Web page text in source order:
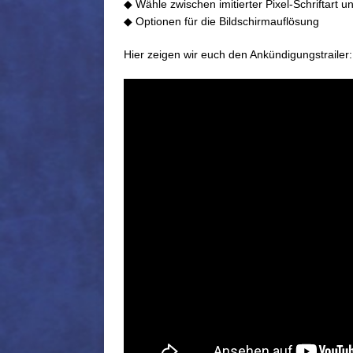
◆ Wähle zwischen imitierter Pixel-Schriftart
◆ Optionen für die Bildschirmauflösung
Hier zeigen wir euch den Ankündigungstrailer: